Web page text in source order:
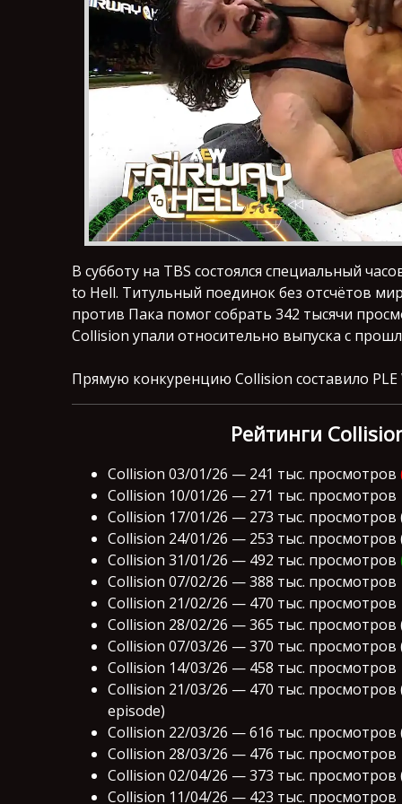
В субботу на TBS состоялся специальный
to Hell. Титульный поединок без отсчётов
против Пака помог собрать 342 тысячи
Collision упали относительно выпуска с
Прямую конкуренцию Collision составило PLE
Рейтинги
Collision 03/01/26 — 241 тыс. просмотров
Collision 10/01/26 — 271 тыс. просмотров
Collision 17/01/26 — 273 тыс. просмотров
Collision 24/01/26 — 253 тыс. просмотров
Collision 31/01/26 — 492 тыс. просмотров
Collision 07/02/26 — 388 тыс. просмотров
Collision 21/02/26 — 470 тыс. просмотров
Collision 28/02/26 — 365 тыс. просмотров
Collision 07/03/26 — 370 тыс. просмотров
Collision 14/03/26 — 458 тыс. просмотров
Collision 21/03/26 — 470 тыс.
episode)
Collision 22/03/26 — 616 тыс. просмотров
Collision 28/03/26 — 476 тыс. просмотров
Collision 02/04/26 — 373 тыс. просмотров
Collision 11/04/26 — 423 тыс. просмотров